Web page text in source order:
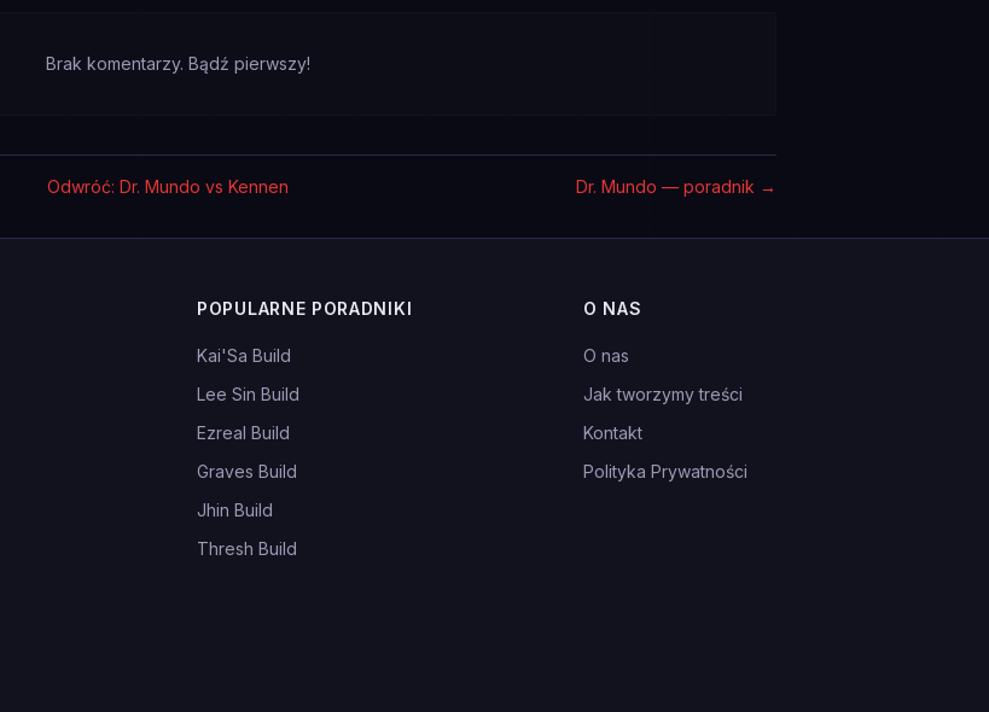
Brak komentarzy. Bądź pierwszy!
Odwróć: Dr. Mundo vs Kennen Dr. Mundo — poradnik →
POPULARNE PORADNIKI
Kai'Sa Build
Lee Sin Build
Ezreal Build
Graves Build
Jhin Build
Thresh Build
O NAS
O nas
Jak tworzymy treści
Kontakt
Polityka Prywatności